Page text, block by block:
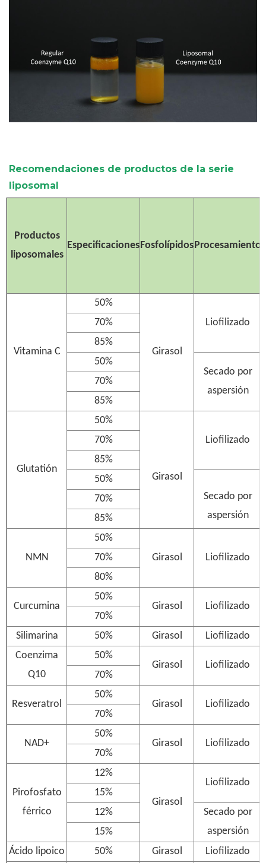
Recomendaciones de productos de la serie
liposomal
Productos
liposomales
Especificaciones Fosfolípidos Procesamiento
Vitamina C
50%
Girasol
Liofilizado
70%
85%
50%
Secado por
aspersión
70%
85%
Glutatión
50%
Girasol
Liofilizado
70%
85%
50%
Secado por
aspersión
70%
85%
NMN
50%
Girasol
Liofilizado
70%
80%
Curcumina
50%
Girasol
Liofilizado
70%
Silimarina
50% Girasol
Liofilizado
Coenzima
Q10
50%
Girasol
Liofilizado
70%
Resveratrol
50%
Girasol
Liofilizado
70%
NAD+
50%
Girasol
Liofilizado
70%
Pirofosfato
férrico
12%
Girasol
Liofilizado
15%
12%
Secado por
aspersión
15%
Ácido lipoico
50% Girasol Liofilizado